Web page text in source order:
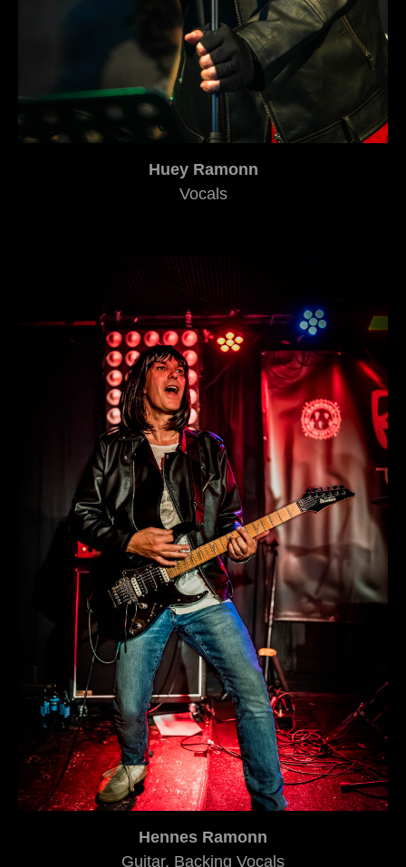
Huey Ramonn
Vocals
Hennes Ramonn
Guitar, Backing Vocals